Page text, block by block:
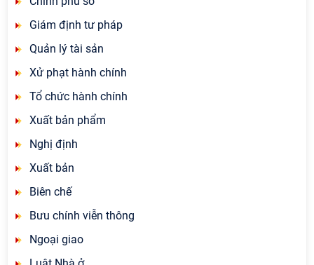
Giám định tư pháp
Quản lý tài sản
Xử phạt hành chính
Tổ chức hành chính
Xuất bản phẩm
Nghị định
Xuất bản
Biên chế
Bưu chính viễn thông
Ngoại giao